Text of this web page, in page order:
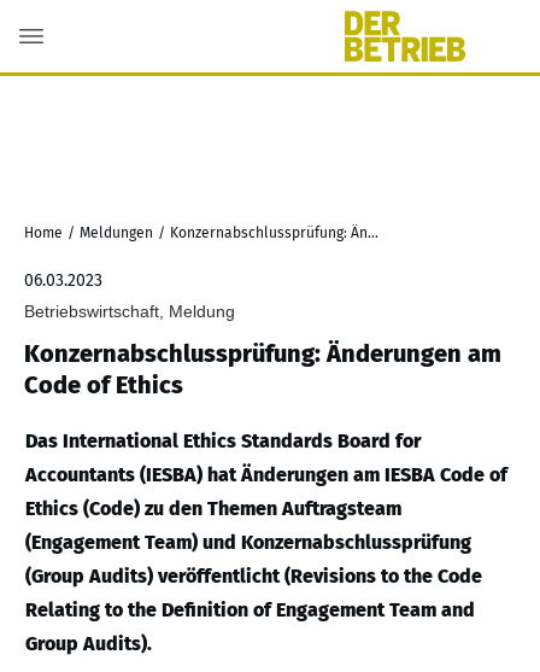
Home / Meldungen / Konzernabschlussprüfung: Änderungen am Code of Ethics
06.03.2023
Betriebswirtschaft, Meldung
Konzernabschlussprüfung: Änderungen am
Code of Ethics
Das International Ethics Standards Board for
Accountants (IESBA) hat Änderungen am IESBA Code of
Ethics (Code) zu den Themen Auftragsteam
(Engagement Team) und Konzernabschlussprüfung
(Group Audits) veröffentlicht (Revisions to the Code
Relating to the Definition of Engagement Team and
Group Audits).